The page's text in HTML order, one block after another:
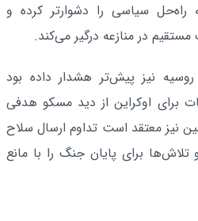
راه‌حل سیاسی را دشوارتر کرده و
در منازعه درگیر می‌کند.
نیز پیش‌تر هشدار داده بود
برای اوکراین از دید مسکو هدفی
نیز معتقد است تداوم ارسال سلاح
برای پایان جنگ را با مانع